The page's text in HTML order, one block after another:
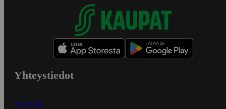
Yhteystiedot
Myymälät